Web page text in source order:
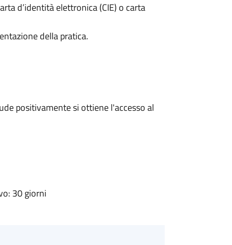
d’identità elettronica (CIE) o carta
della pratica.
positivamente si ottiene l'accesso al
30 giorni